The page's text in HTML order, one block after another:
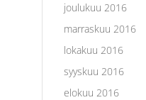
joulukuu 2016
marraskuu 2016
lokakuu 2016
syyskuu 2016
elokuu 2016